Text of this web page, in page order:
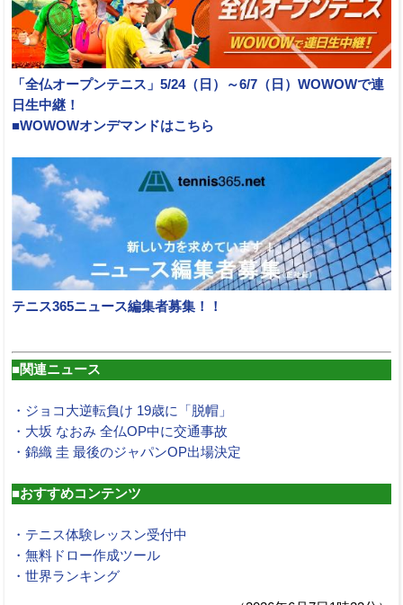
「全仏オープンテニス」5/24（日）～6/7（日）WOWOWで連
日生中継！
■WOWOWオンデマンドはこちら
テニス365ニュース編集者募集！！
■関連ニュース
・ジョコ大逆転負け 19歳に「脱帽」
・大坂 なおみ 全仏OP中に交通事故
・錦織 圭 最後のジャパンOP出場決定
■おすすめコンテンツ
・テニス体験レッスン受付中
・無料ドロー作成ツール
・世界ランキング